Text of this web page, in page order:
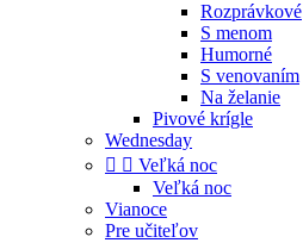
Rozprávkové
S menom
Humorné
S venovaním
Na želanie
Pivové krígle
Wednesday
  Veľká noc
Veľká noc
Vianoce
Pre učiteľov